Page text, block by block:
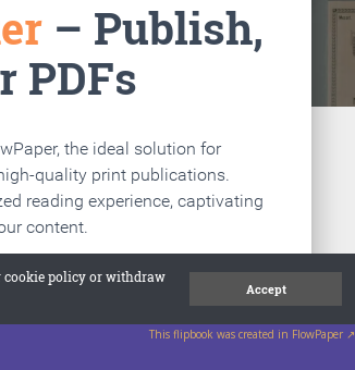
This flipbook was created in FlowPaper ↗